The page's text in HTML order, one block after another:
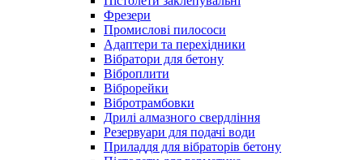
Фрезери
Промислові пилососи
Адаптери та перехідники
Вібратори для бетону
Віброплити
Віброрейки
Вібротрамбовки
Дрилі алмазного свердління
Резервуари для подачі води
Приладдя для вібраторів бетону